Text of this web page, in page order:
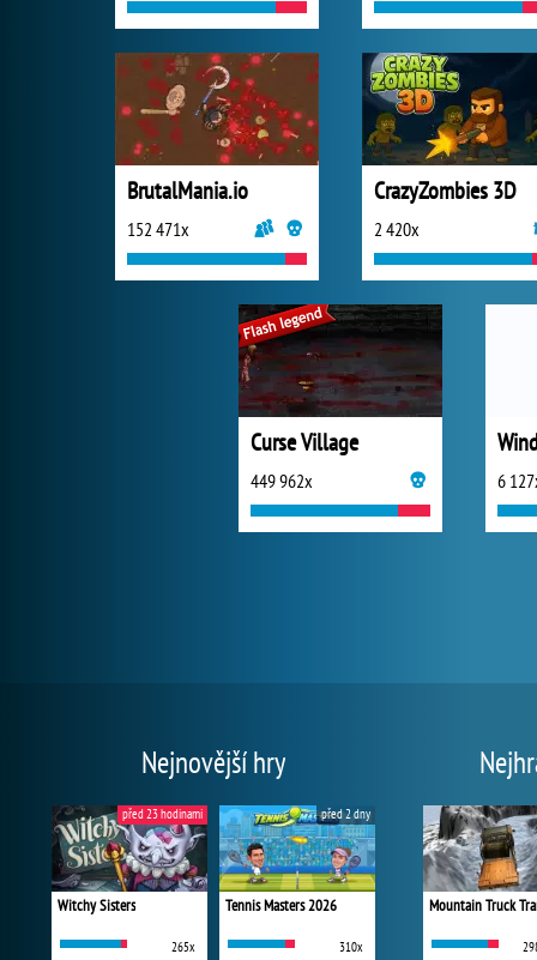
BrutalMania.io
152 471x
CrazyZombies 3D
2 420x
Curse Village
449 962x 6
Nejnovější hry
Witchy Sisters
265x
před 23 hodinami
Tennis Masters 2026
310x
před 2 dny
Mountain Truck